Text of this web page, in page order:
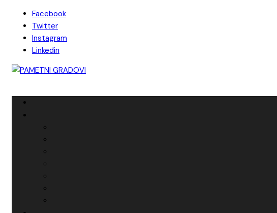
content
Facebook
Twitter
Instagram
Linkedin